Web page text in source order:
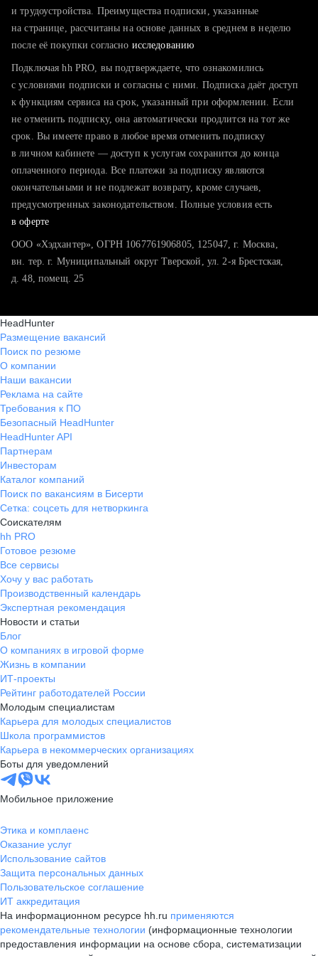
тратите много времени на поиск и вручную поднимаете
хотите сравнить себя с конкурентами и оценить шансы
и трудоустройства. Преимущества подписки, указанные
на странице, рассчитаны на основе данных в среднем в неделю
после её покупки согласно исследованию
Подключая hh PRO, вы подтверждаете, что ознакомились
с условиями подписки и согласны с ними. Подписка даёт доступ
к функциям сервиса на срок, указанный при оформлении. Если
не отменить подписку, она автоматически продлится на тот же
срок. Вы имеете право в любое время отменить подписку
в личном кабинете — доступ к услугам сохранится до конца
оплаченного периода. Все платежи за подписку являются
окончательными и не подлежат возврату, кроме случаев,
предусмотренных законодательством. Полные условия есть
в оферте
ООО «Хэдхантер», ОГРН 1067761906805, 125047, г. Москва,
вн. тер. г. Муниципальный округ Тверской, ул. 2-я Брестская,
д. 48, помещ. 25
HeadHunter
Размещение вакансий
Поиск по резюме
О компании
Наши вакансии
Реклама на сайте
Требования к ПО
Безопасный HeadHunter
HeadHunter API
Партнерам
Инвесторам
Каталог компаний
Поиск по вакансиям в Бисерти
Сетка: соцсеть для нетворкинга
Соискателям
hh PRO
Готовое резюме
Все сервисы
Хочу у вас работать
Производственный календарь
Экспертная рекомендация
Новости и статьи
Блог
О компаниях в игровой форме
Жизнь в компании
ИТ-проекты
Рейтинг работодателей России
Молодым специалистам
Карьера для молодых специалистов
Школа программистов
Карьера в некоммерческих организациях
Боты для уведомлений
Мобильное приложение
Этика и комплаенс
Оказание услуг
Использование сайтов
Защита персональных данных
Пользовательское соглашение
ИТ аккредитация
На информационном ресурсе hh.ru применяются
рекомендательные технологии (информационные технологии
предоставления информации на основе сбора, систематизации